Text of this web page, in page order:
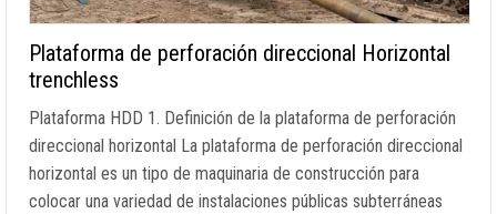
Plataforma de perforación direccional Horizontal
trenchless
Plataforma HDD 1. Definición de la plataforma de perforación
direccional horizontal La plataforma de perforación direccional
horizontal es un tipo de maquinaria de construcción para
colocar una variedad de instalaciones públicas subterráneas